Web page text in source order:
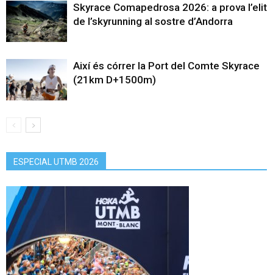
Skyrace Comapedrosa 2026: a prova l’elit
de l’skyrunning al sostre d’Andorra
Així és córrer la Port del Comte Skyrace
(21km D+1500m)
ESPECIAL UTMB 2026